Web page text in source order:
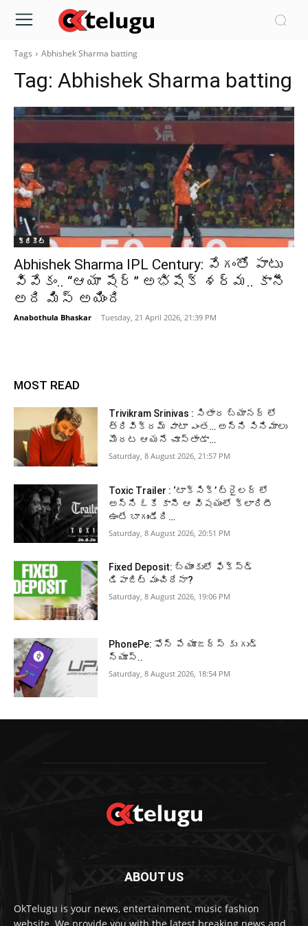
Tags Abhishek Sharma batting
Tag: Abhishek Sharma batting
క్రికెట్‌
Abhishek Sharma IPL Century: వేగంతో పాటు
వివేకం.. “ఆయా షేర్” అభిషేక్ శర్మ.. కానీ
అది మిస్ అయింది
Anabothula Bhaskar - Tuesday, 21 April 2026, 21:39 PM
MOST READ
Trivikram Srinivas : సితార బ్యానర్ లో
త్రివిక్రమ్ వాటా ఎంత… అన్ని సినిమాలు
మొదట ఆయనే చూస్తాడా…
Saturday, 8 August 2026, 21:57 PM
Toxic Trailer : ‘టాక్సిక్’ ట్రైలర్ లో
అన్ని ఓకే కానీ ఆ విషయంలో క్లారిటీ
ఉంటే బాగుండేది…
Saturday, 8 August 2026, 20:51 PM
Fixed Deposit: బ్యాంకులో ఫిక్స్డ్
డిపాజిట్ మంచిదేనా?
Saturday, 8 August 2026, 19:06 PM
PhonePe: ఫోన్ పే యూజర్స్ కు గుడ్
న్యూస్..
Saturday, 8 August 2026, 18:54 PM
ABOUT US
OkTelugu is your news, entertainment, music fashion
website. We provide you with the latest breaking news and